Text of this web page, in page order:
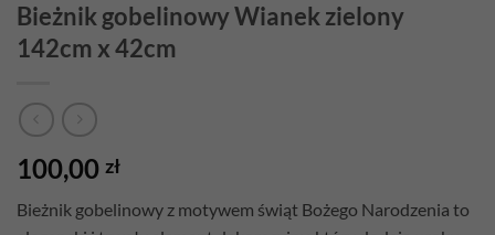
Bieżnik gobelinowy Wianek zielony
142cm x 42cm
100,00 zł
Bieżnik gobelinowy z motywem świąt Bożego Narodzenia to